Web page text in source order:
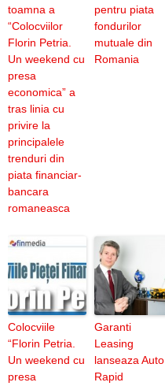
toamna a
“Colocviilor
Florin Petria.
Un weekend cu
presa
economica” a
tras linia cu
privire la
principalele
trenduri din
piata financiar-
bancara
romaneasca
pentru piata
fondurilor
mutuale din
Romania
Colocviile
“Florin Petria.
Un weekend cu
presa
Garanti
Leasing
lanseaza Auto
Rapid